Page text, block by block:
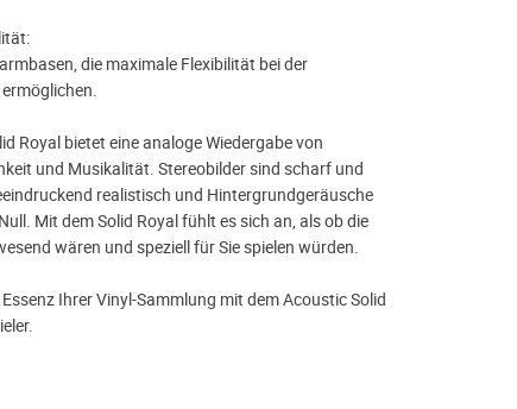
die maximale Flexibilität bei der
Royal bietet eine analoge Wiedergabe von
und Musikalität. Stereobilder sind scharf und
realistisch und Hintergrundgeräusche
Mit dem Solid Royal fühlt es sich an, als ob die
wären und speziell für Sie spielen würden.
Ihrer Vinyl-Sammlung mit dem Acoustic Solid